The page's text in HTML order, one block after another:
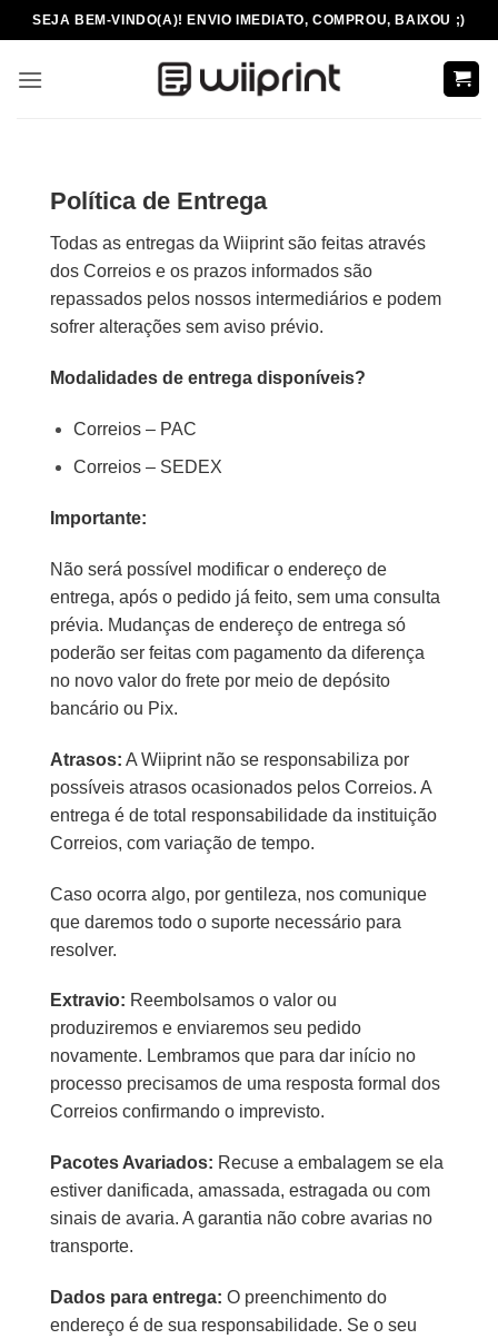
Skip
to
content
SEJA BEM-VINDO(A)! ENVIO IMEDIATO, COMPROU, BAIXOU ;)
Política de Entrega
Todas as entregas da Wiiprint são feitas através
dos Correios e os prazos informados são
repassados pelos nossos intermediários e podem
sofrer alterações sem aviso prévio.
Modalidades de entrega disponíveis?
Correios – PAC
Correios – SEDEX
Importante:
Não será possível modificar o endereço de
entrega, após o pedido já feito, sem uma consulta
prévia. Mudanças de endereço de entrega só
poderão ser feitas com pagamento da diferença
no novo valor do frete por meio de depósito
bancário ou Pix.
Atrasos: A Wiiprint não se responsabiliza por
possíveis atrasos ocasionados pelos Correios. A
entrega é de total responsabilidade da instituição
Correios, com variação de tempo.
Caso ocorra algo, por gentileza, nos comunique
que daremos todo o suporte necessário para
resolver.
Extravio: Reembolsamos o valor ou
produziremos e enviaremos seu pedido
novamente. Lembramos que para dar início no
processo precisamos de uma resposta formal dos
Correios confirmando o imprevisto.
Pacotes Avariados: Recuse a embalagem se ela
estiver danificada, amassada, estragada ou com
sinais de avaria. A garantia não cobre avarias no
transporte.
Dados para entrega: O preenchimento do
endereço é de sua responsabilidade. Se o seu